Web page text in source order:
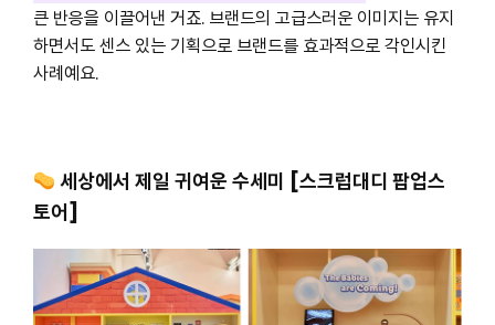
큰 반응을 이끌어낸 거죠. 브랜드의 고급스러운 이미지는 유지
하면서도 센스 있는 기획으로 브랜드를 효과적으로 각인시킨
사례예요.
세상에서 제일 귀여운 수세미 [스크럽대디 팝업스
토어]